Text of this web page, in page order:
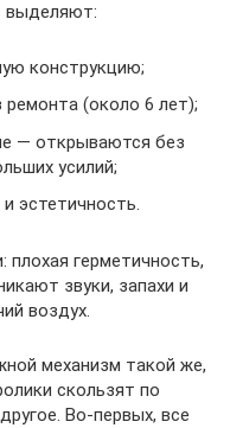
выделяют:
конструкцию;
(около 6 лет);
— открываются без
усилий;
эстетичность.
герметичность,
звуки, запахи и
воздух.
механизм такой же,
скользят по
Во-первых, все